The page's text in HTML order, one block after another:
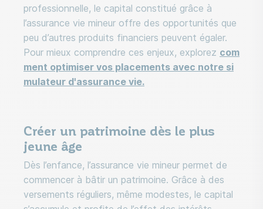
professionnelle, le capital constitué grâce à
l’assurance vie mineur offre des opportunités que
peu d’autres produits financiers peuvent égaler.
Pour mieux comprendre ces enjeux, explorez com
ment optimiser vos placements avec notre si
mulateur d'assurance vie.
Créer un patrimoine dès le plus
jeune âge
Dès l’enfance, l’assurance vie mineur permet de
commencer à bâtir un patrimoine. Grâce à des
versements réguliers, même modestes, le capital